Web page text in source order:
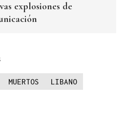
explosiones de
MUERTOS
LIBANO